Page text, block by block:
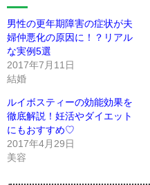
男性の更年期障害の症状が夫
婦仲悪化の原因に！？リアル
な実例5選
2017年7月11日
結婚
ルイボスティーの効能効果を
徹底解説！妊活やダイエット
にもおすすめ♡
2017年4月29日
美容